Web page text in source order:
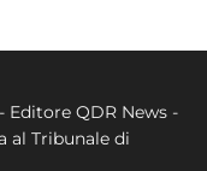
Editore QDR News -
al Tribunale di